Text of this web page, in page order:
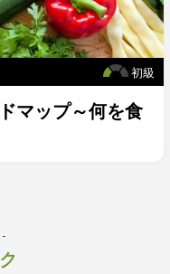
初級
マップ～何を食
-